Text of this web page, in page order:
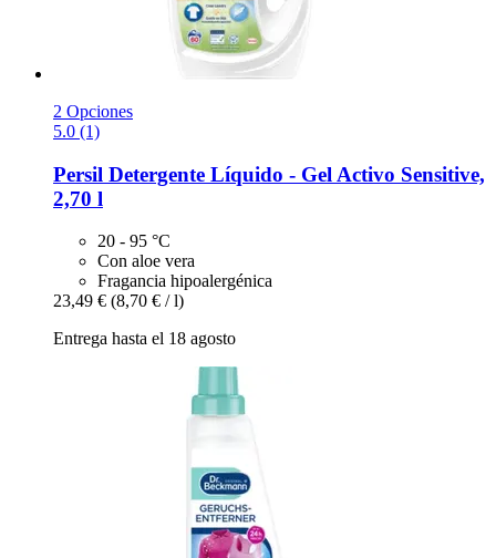
2 Opciones
5.0 (1)
Persil Detergente Líquido -​ Gel Activo Sensitive,
2,70 l
20 - 95 °C
Con aloe vera
Fragancia hipoalergénica
23,49 € (8,70 € / l)
Entrega hasta el 18 agosto